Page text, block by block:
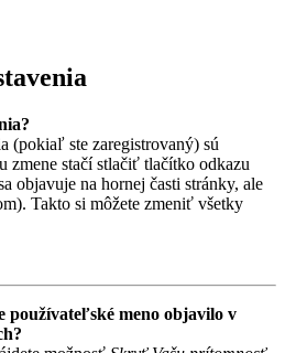
(pokiaľ ste zaregistrovaný) sú
zmene stačí stlačiť tlačítko odkazu
objavuje na hornej časti stránky, ale
Takto si môžete zmeniť všetky
používateľské meno objavilo v